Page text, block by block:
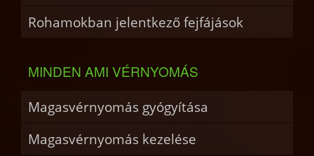
Rohamokban jelentkező fejfájások
MINDEN AMI VÉRNYOMÁS
Magasvérnyomás gyógyítása
Magasvérnyomás kezelése